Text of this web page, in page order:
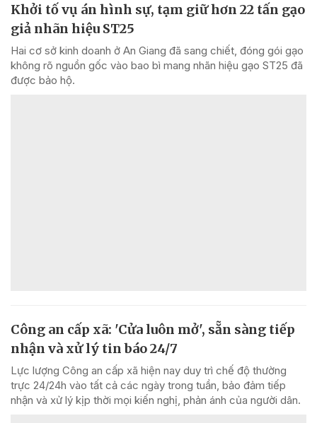
Khởi tố vụ án hình sự, tạm giữ hơn 22 tấn gạo
giả nhãn hiệu ST25
Hai cơ sở kinh doanh ở An Giang đã sang chiết, đóng gói gạo
không rõ nguồn gốc vào bao bì mang nhãn hiệu gạo ST25 đã
được bảo hộ.
Công an cấp xã: 'Cửa luôn mở', sẵn sàng tiếp
nhận và xử lý tin báo 24/7
Lực lượng Công an cấp xã hiện nay duy trì chế độ thường
trực 24/24h vào tất cả các ngày trong tuần, bảo đảm tiếp
nhận và xử lý kịp thời mọi kiến nghị, phản ánh của người dân.